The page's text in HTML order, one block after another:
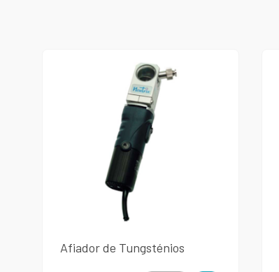
Afiador de Tungsténios